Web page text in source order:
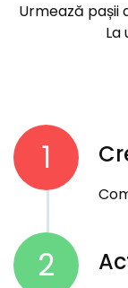
Urmează pașii
La
1
2